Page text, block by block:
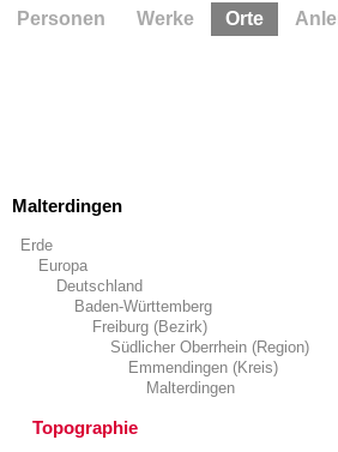
Malterdingen
Erde
Europa
Deutschland
Baden-Württemberg
Freiburg (Bezirk)
Südlicher Oberrhein (Region)
Emmendingen (Kreis)
Malterdingen
Topographie
Personen Werke Orte